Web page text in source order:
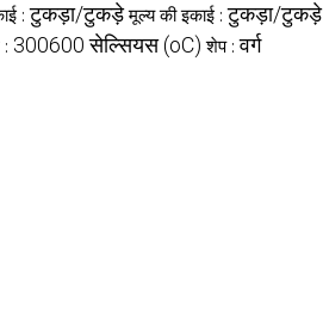
:टुकड़ा/टुकड़े मूल्य की इकाई :टुकड़ा/टुकड़े
: 300600 सेल्सियस (oC) शेप :वर्ग